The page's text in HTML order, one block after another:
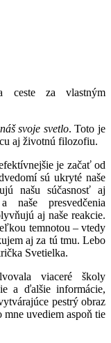
ceste za vlastným
svoje svetlo. Toto je
aj životnú filozofiu.
je začať od
sú ukryté naše
našu súčasnosť aj
naše presvedčenia
aj naše reakcie.
temnotou – vtedy
aj za tú tmu. Lebo
Svetielka.
viaceré školy
a ďalšie informácie,
pestrý obraz
uvediem aspoň tie